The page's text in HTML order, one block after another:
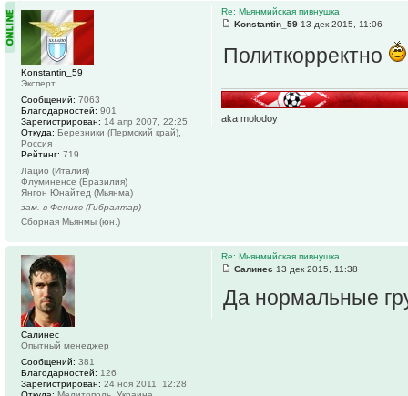
Re: Мьянмийская пивнушка
Konstantin_59 13 дек 2015, 11:06
Политкорректно
aka molodoy
Konstantin_59
Эксперт
Сообщений: 7063
Благодарностей: 901
Зарегистрирован: 14 апр 2007, 22:25
Откуда: Березники (Пермский край),
Россия
Рейтинг: 719
Лацио (Италия)
Флуминенсе (Бразилия)
Янгон Юнайтед (Мьянма)
зам. в Феникс (Гибралтар)
Сборная Мьянмы (юн.)
Re: Мьянмийская пивнушка
Салинес 13 дек 2015, 11:38
Да нормальные
Салинес
Опытный менеджер
Сообщений: 381
Благодарностей: 126
Зарегистрирован: 24 ноя 2011, 12:28